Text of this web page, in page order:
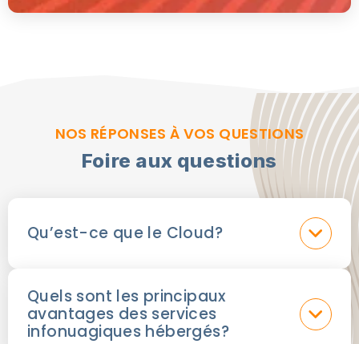
NOS RÉPONSES À VOS QUESTIONS
Foire aux questions
Qu’est-ce que le Cloud?
Quels sont les principaux
avantages des services
infonuagiques hébergés?